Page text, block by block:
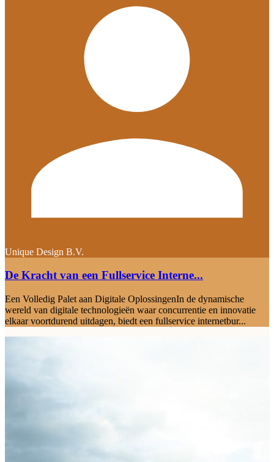
Unique Design B.V.
De Kracht van een Fullservice Interne...
Een Volledig Palet aan Digitale OplossingenIn de dynamische
wereld van digitale technologieën waar concurrentie en innovatie
elkaar voortdurend uitdagen, biedt een fullservice internetbur...